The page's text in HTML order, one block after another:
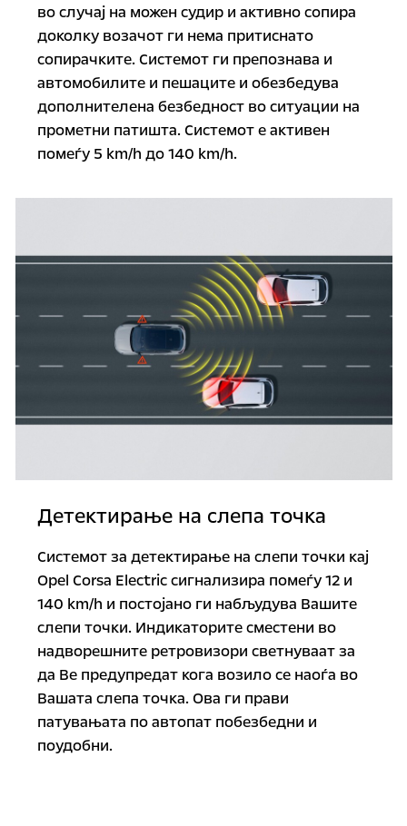
во случај на можен судир и активно сопира
доколку возачот ги нема притиснато
сопирачките. Системот ги препознава и
автомобилите и пешаците и обезбедува
дополнителена безбедност во ситуации на
прометни патишта. Системот е активен
помеѓу 5 km/h до 140 km/h.
Детектирање на слепа точка
Системот за детектирање на слепи точки кај
Opel Corsa Electric сигнализира помеѓу 12 и
140 km/h и постојано ги набљудува Вашите
слепи точки. Индикаторите сместени во
надворешните ретровизори светнуваат за
да Ве предупредат кога возило се наоѓа во
Вашата слепа точка. Ова ги прави
патувањата по автопат побезбедни и
поудобни.